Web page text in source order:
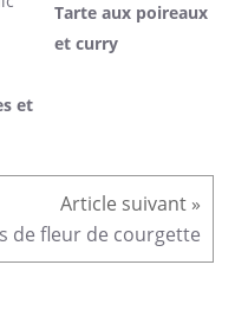
et
Tarte aux poireaux
et curry
de fleur de courgette